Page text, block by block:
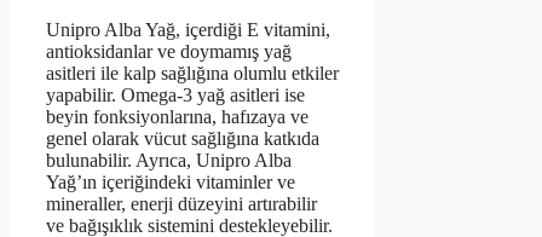
Unipro Alba Yağ, içerdiği E vitamini,
antioksidanlar ve doymamış yağ
asitleri ile kalp sağlığına olumlu etkiler
yapabilir. Omega-3 yağ asitleri ise
beyin fonksiyonlarına, hafızaya ve
genel olarak vücut sağlığına katkıda
bulunabilir. Ayrıca, Unipro Alba
Yağ’ın içeriğindeki vitaminler ve
mineraller, enerji düzeyini artırabilir
ve bağışıklık sistemini destekleyebilir.